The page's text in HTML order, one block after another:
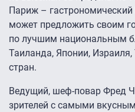
Париж – гастрономический
может предложить своим
по лучшим национальным
Таиланда, Японии,
стран.
Ведущий, шеф-повар Фред
зрителей с самыми